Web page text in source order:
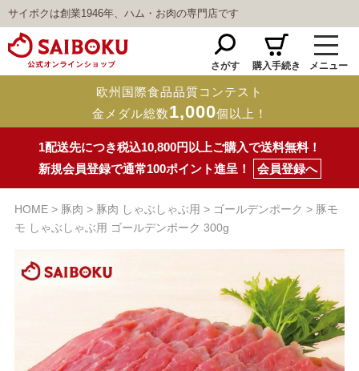
サイボクは創業1946年、ハム・お肉の専門店です
さがす 購入手続き メニュー
欧州国際食品品質コンテスト
金メダル総数1,000個以上！
1配送先につき税込10,800円以上ご購入で送料無料！
新規会員登録で通常100ポイント進呈！
会員登録へ
HOME 豚肉 豚肉 しゃぶしゃぶ用 ゴールデンポーク
豚モ
モ しゃぶしゃぶ用 ゴールデンポーク 300g